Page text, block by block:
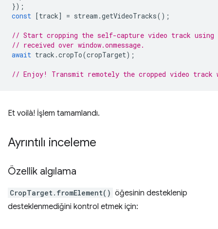
});
const [track] = stream .getVideoTracks();
// Start cropping the self-capture video track using
// received over window.onmessage.
await track .cropTo(cropTarget);
// Enjoy! Transmit remotely the cropped video track
Et voilà! İşlem tamamlandı.
Ayrıntılı inceleme
Özellik algılama
CropTarget.fromElement() öğesinin desteklenip
desteklenmediğini kontrol etmek için: